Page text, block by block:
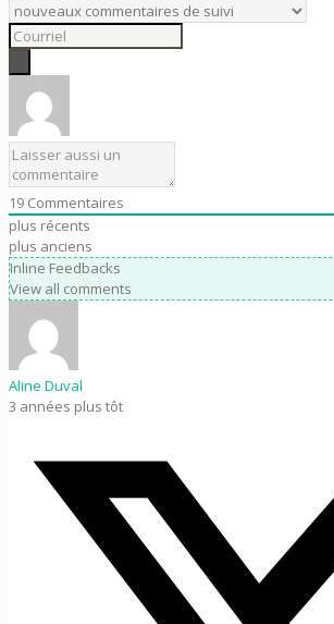
19 Commentaires
plus récents
plus anciens
Inline Feedbacks
View all comments
Aline Duval
3 années plus tôt